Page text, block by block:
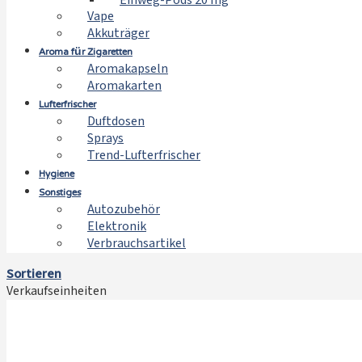
Vape
Akkuträger
Aroma für Zigaretten
Aromakapseln
Aromakarten
Lufterfrischer
Duftdosen
Sprays
Trend-Lufterfrischer
Hygiene
Sonstiges
Autozubehör
Elektronik
Verbrauchsartikel
Sortieren
Verkaufseinheiten